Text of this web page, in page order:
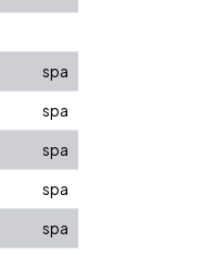
spa
spa
spa
spa
spa